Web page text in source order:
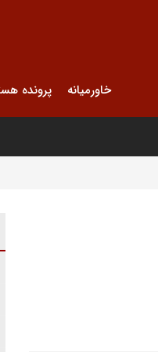
خاورمیانه پرونده